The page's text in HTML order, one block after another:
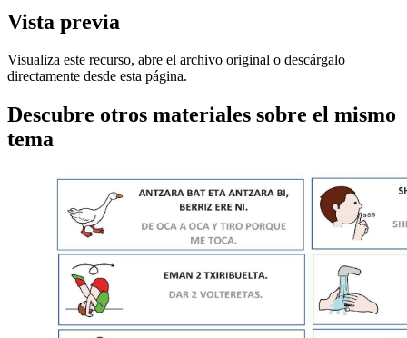
Vista previa
Visualiza este recurso, abre el archivo original o descárgalo
directamente desde esta página.
Descubre otros materiales sobre el mismo
tema